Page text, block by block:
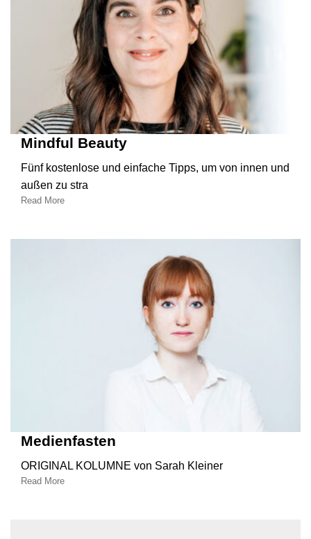
Mindful Beauty
Fünf kostenlose und einfache Tipps, um von innen und
außen zu stra
Read More
Medienfasten
ORIGINAL KOLUMNE von Sarah Kleiner
Read More